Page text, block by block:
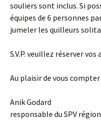
souliers sont inclus. Si
équipes de 6 personnes
jumeler les quilleurs
S.V.P. veuillez réserver
Au plaisir de vous
Anik Godard
responsable du SPV